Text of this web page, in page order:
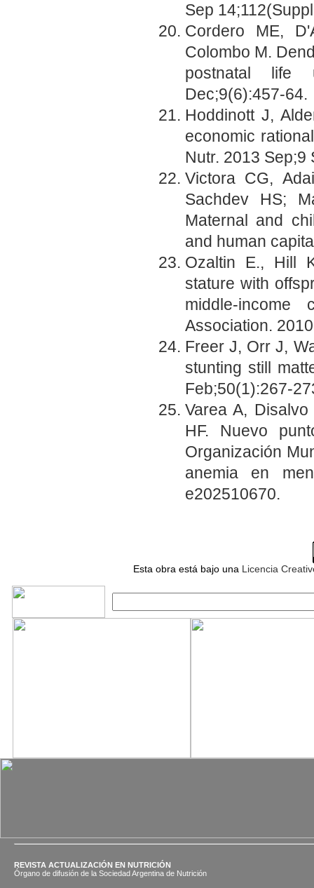
Sep
Cordero ME,
Colombo M.
postnatal life
Dec;9(6):457-64.
Hoddinott J,
economic
Nutr. 2013 Sep;9
Victora CG,
Sachdev HS;
Maternal and
and human
Ozaltin E., Hill
stature with
middle-
Association.
Freer J, Orr J,
stunting still
Feb;50(1):267-
Varea A,
HF. Nuevo
Organización
anemia en
e202510670.
Esta obra está bajo una Licencia
REVISTA ACTUALIZACIÓN EN NUTRICIÓN
Órgano de difusión de la Sociedad Argentina de Nutrición